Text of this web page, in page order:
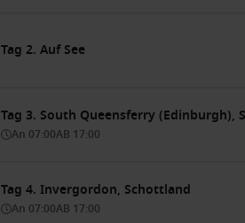
Tag 2. Auf See
Tag 3. South Queensferry (Edinburgh),
An 07:00AB 17:00
Tag 4. Invergordon, Schottland
An 07:00AB 17:00